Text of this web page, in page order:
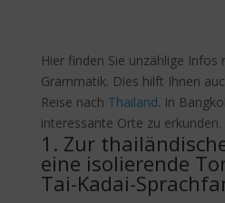
Hier finden Sie unzählige Infos
Grammatik. Dies hilft Ihnen
Reise nach Thailand. In
interessante Orte zu erkunden.
1. Zur
eine isolierende
Tai-Kadai-